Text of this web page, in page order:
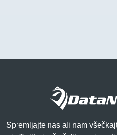
Spremljajte nas ali nam